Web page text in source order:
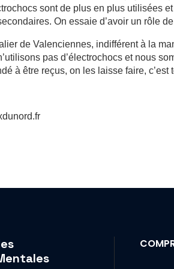
sont de plus en plus utilisées
On essaie d’avoir un rôle
de Valenciennes, indifférent à la
pas d’électrochocs et nous
à être reçus, on les laisse faire, c’est